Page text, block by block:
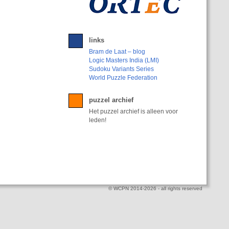
links
Bram de Laat – blog
Logic Masters India (LMI)
Sudoku Variants Series
World Puzzle Federation
puzzel archief
Het puzzel archief is alleen voor
leden!
© WCPN 2014-2026 - all rights reserved